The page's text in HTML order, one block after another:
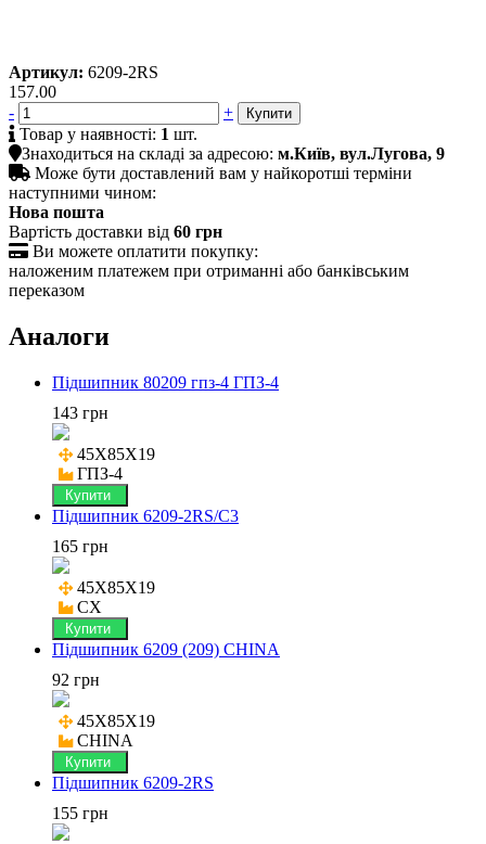
Артикул: 6209-2RS
157.00
-
+
 Товар у наявності: 1 шт.
Знаходиться на складі за адресою: м.Київ, вул.Лугова, 9
 Може бути доставлений вам у найкоротші терміни
наступними чином:
Нова пошта
Вартість доставки від 60 грн
 Ви можете оплатити покупку:
наложеним платежем при отриманні або банківським
переказом
Аналоги
Підшипник 80209 гпз-4 ГПЗ-4
143 грн
45X85X19
ГПЗ-4
Купити
Підшипник 6209-2RS/C3
165 грн
45X85X19
CX
Купити
Підшипник 6209 (209) CHINA
92 грн
45X85X19
CHINA
Купити
Підшипник 6209-2RS
155 грн